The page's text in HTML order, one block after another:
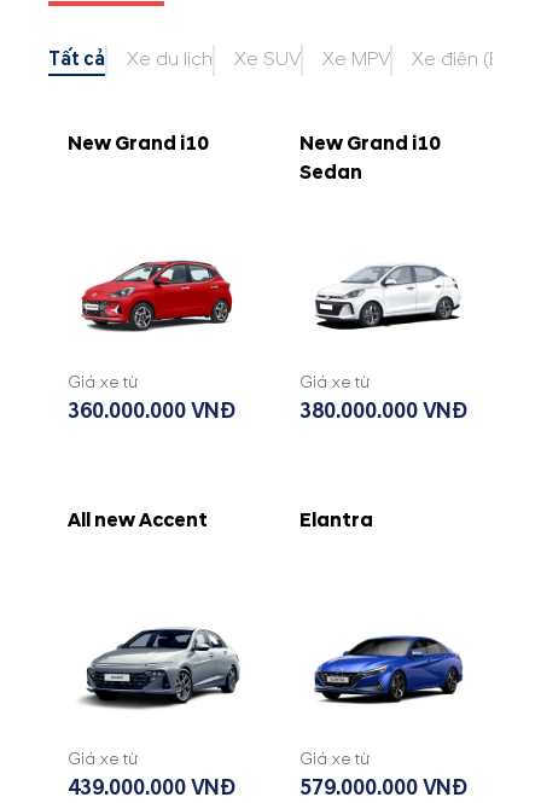
Tất cả Xe du lịch Xe SUV Xe MPV Xe điện (EV)
New Grand i10
Giá xe từ
360.000.000 VNĐ
New Grand i10
Sedan
Giá xe từ
380.000.000 VNĐ
All new Accent
Giá xe từ
439.000.000 VNĐ
Elantra
Giá xe từ
579.000.000 VNĐ